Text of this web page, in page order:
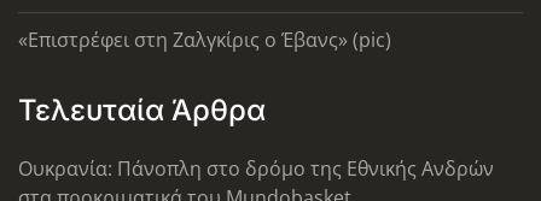
«Επιστρέφει στη Ζαλγκίρις ο Έβανς» (pic)
Τελευταία Άρθρα
Ουκρανία: Πάνοπλη στο δρόμο της Εθνικής Ανδρών